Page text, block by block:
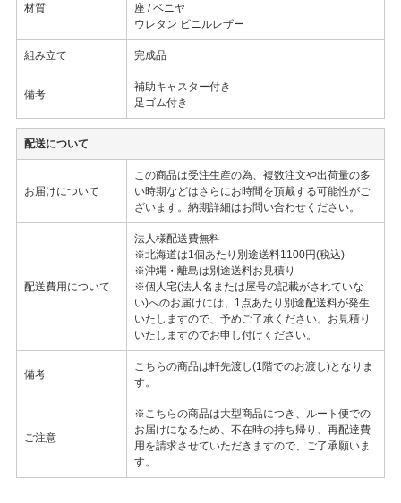
材質
座 / ベニヤ
ウレタン ビニルレザー
組み立て 完成品
備考
補助キャスター付き
足ゴム付き
配送について
お届けについて
この商品は受注生産の為、複数注文や出荷量の多
い時期などはさらにお時間を頂戴する可能性がご
ざいます。納期詳細はお問い合わせください。
配送費用について
法人様配送費無料
※北海道は1個あたり別途送料1100円(税込)
※沖縄・離島は別途送料お見積り
※個人宅(法人名または屋号の記載がされていな
い)へのお届けには、1点あたり別途配送料が発生
いたしますので、予めご了承ください。お見積り
いたしますのでお申し付けください。
備考
こちらの商品は軒先渡し(1階でのお渡し)となりま
す。
ご注意
※こちらの商品は大型商品につき、ルート便での
お届けになるため、不在時の持ち帰り、再配達費
用を請求させていただきますので、ご了承願いま
す。